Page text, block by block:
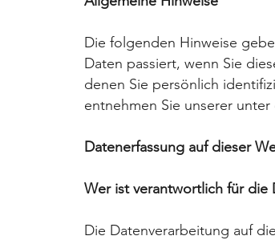
Die folgenden Hinweise
Daten passiert, wenn Sie
denen Sie persönlich
entnehmen Sie unserer
Datenerfassung auf dieser
Wer ist verantwortlich für die
Die Datenverarbeitung auf